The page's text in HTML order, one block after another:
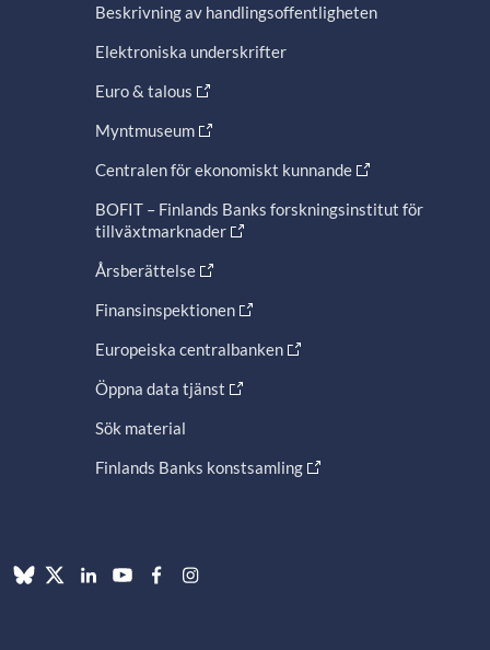
Beskrivning av handlingsoffentligheten
Elektroniska underskrifter
Euro & talous
Myntmuseum
Centralen för ekonomiskt kunnande
BOFIT – Finlands Banks forskningsinstitut för
tillväxtmarknader
Årsberättelse
Finansinspektionen
Europeiska centralbanken
Öppna data tjänst
Sök material
Finlands Banks konstsamling